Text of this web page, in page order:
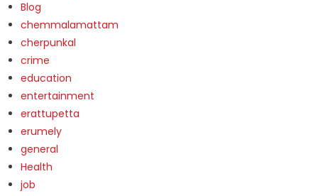
Blog
chemmalamattam
cherpunkal
crime
education
entertainment
erattupetta
erumely
general
Health
job